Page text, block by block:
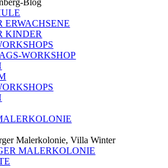
ERWACHSENE
KINDER
WORKSHOP
MALERKOLONIE